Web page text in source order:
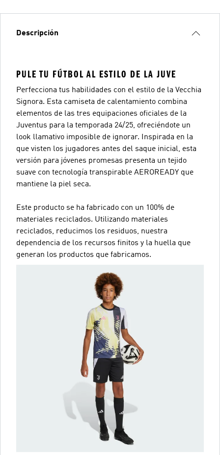
Descripción
PULE TU FÚTBOL AL ESTILO DE LA JUVE
Perfecciona tus habilidades con el estilo de la Vecchia
Signora. Esta camiseta de calentamiento combina
elementos de las tres equipaciones oficiales de la
Juventus para la temporada 24/25, ofreciéndote un
look llamativo imposible de ignorar. Inspirada en la
que visten los jugadores antes del saque inicial, esta
versión para jóvenes promesas presenta un tejido
suave con tecnología transpirable AEROREADY que
mantiene la piel seca.
Este producto se ha fabricado con un 100% de
materiales reciclados. Utilizando materiales
reciclados, reducimos los residuos, nuestra
dependencia de los recursos finitos y la huella que
generan los productos que fabricamos.